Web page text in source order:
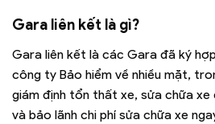
Gara liên kết là gì?
Gara liên kết là các Gara đã ký
công ty Bảo hiểm về nhiều mặt,
giám định tổn thất xe, sửa chữa xe
và bảo lãnh chi phí sửa chữa xe